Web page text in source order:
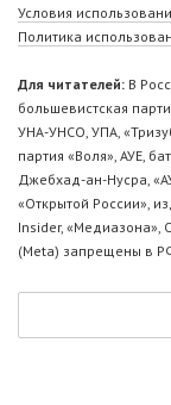
Условия
Политика
Для читателей: В
большевистская
УНА-УНСО, УПА,
партия «Воля», АУЕ,
Джебхад-ан-Нусра,
«Открытой России»,
Insider, «Медиазона»,
(Metа) запрещены в